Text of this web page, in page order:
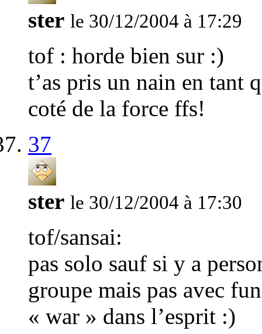
ster le 30/12/2004 à 17:29
tof : horde bien sur :)
t’as pris un nain en tant
coté de la force ffs!
37
ster le 30/12/2004 à 17:30
tof/sansai:
pas solo sauf si y a
groupe mais pas avec
« war » dans l’esprit :)